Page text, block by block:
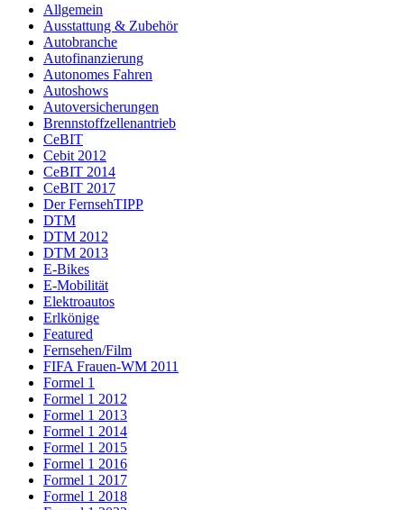
Allgemein
Ausstattung & Zubehör
Autobranche
Autofinanzierung
Autonomes Fahren
Autoshows
Autoversicherungen
Brennstoffzellenantrieb
CeBIT
Cebit 2012
CeBIT 2014
CeBIT 2017
Der FernsehTIPP
DTM
DTM 2012
DTM 2013
E-Bikes
E-Mobilität
Elektroautos
Erlkönige
Featured
Fernsehen/Film
FIFA Frauen-WM 2011
Formel 1
Formel 1 2012
Formel 1 2013
Formel 1 2014
Formel 1 2015
Formel 1 2016
Formel 1 2017
Formel 1 2018